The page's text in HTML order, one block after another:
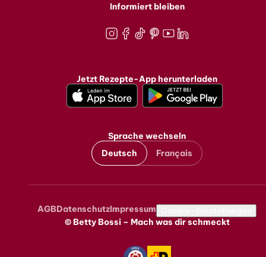
Informiert bleiben
Jetzt Rezepte-App herunterladen
Sprache wechseln
Deutsch
Français
Metanavigation
AGBDatenschutzImpressum
© Betty Bossi – Mach was dir schmeckt